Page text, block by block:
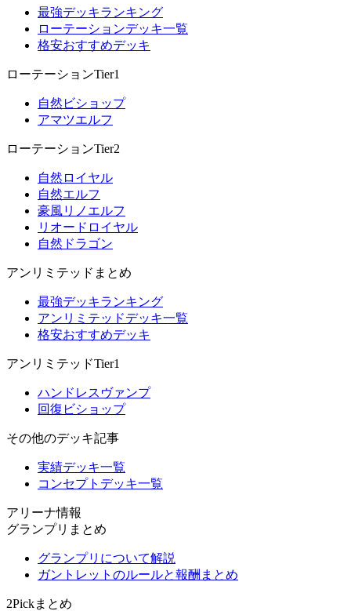
最強デッキランキング
ローテーションデッキ一覧
格安おすすめデッキ
ローテーションTier1
自然ビショップ
アマツエルフ
ローテーションTier2
自然ロイヤル
自然エルフ
豪風リノエルフ
リオードロイヤル
自然ドラゴン
アンリミテッドまとめ
最強デッキランキング
アンリミテッドデッキ一覧
格安おすすめデッキ
アンリミテッドTier1
ハンドレスヴァンプ
回復ビショップ
その他のデッキ記事
実績デッキ一覧
コンセプトデッキ一覧
アリーナ情報
グランプリまとめ
グランプリについて解説
ガントレットのルールと報酬まとめ
2Pickまとめ